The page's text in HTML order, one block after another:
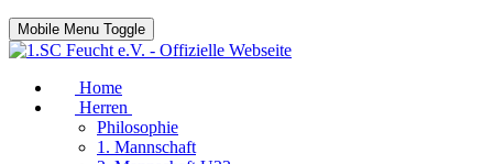
Mobile Menu Toggle
Home
Herren
Philosophie
1. Mannschaft